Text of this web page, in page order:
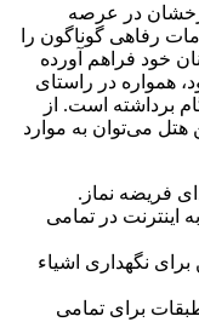
در عرصه
رفاهی گوناگون را
خود فراهم آورده
همواره در راستای
برداشته است. از
می‌توان به موارد
فریضه نماز.
در تمامی
نگهداری اشیاء
برای تمامی